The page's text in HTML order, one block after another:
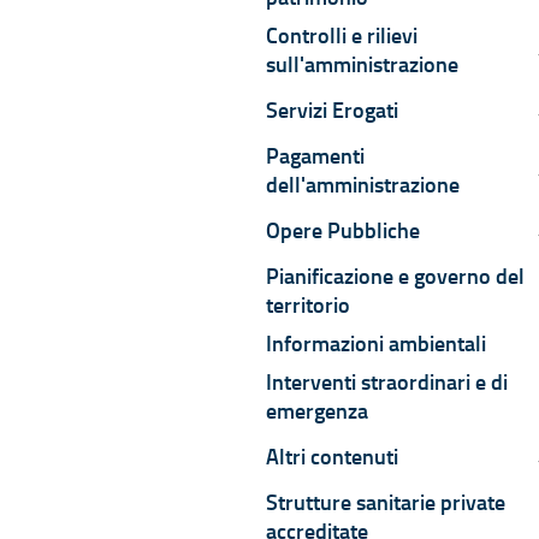
Controlli e rilievi
sull'amministrazione
Servizi Erogati
Pagamenti
dell'amministrazione
Opere Pubbliche
Pianificazione e governo del
territorio
Informazioni ambientali
Interventi straordinari e di
emergenza
Altri contenuti
Strutture sanitarie private
accreditate